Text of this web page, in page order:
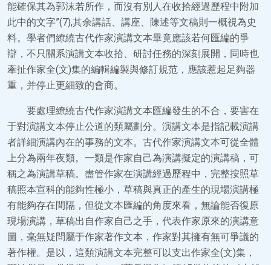
能確保其為郭沫若所作，而沒有別人在收拾經過歷程中附加
此中的文字”(7),其余講話、講座、陳述等文稿則一概視為史
料。學者們繚繞古代作家演講文本畢竟應該若何匯編的爭
辯，不只關系演講文本收拾、研討任務的深刻展開，同時也
牽扯作家全(文)集的編輯編製與修訂規范，應該惹起足夠器
重，并停止更細致的會商。
要處理繚繞古代作家演講文本匯編發生的不合，要害在
于對演講文本停止公道的類屬劃分。演講文本是指記載演講
者詳細演講內在的事務的文本。古代作家演講文本可從全體
上分為兩年夜類。一類是作家自己為演講擬定的演講稿，可
稱之為演講草稿。盡管作家在演講經過歷程中，完整按照草
稿照本宣科的能夠性極小，草稿與真正的產生的現場演講極
有能夠存在間隔，但從文本匯編的角度來看，無論能否復原
現場演講，草稿出自作家自己之手，代表作家原來的演講意
圖，毫無疑問屬于作家著作文本，作家對其擁有無可爭議的
著作權。是以，這類演講文本完整可以支出作家全(文)集，